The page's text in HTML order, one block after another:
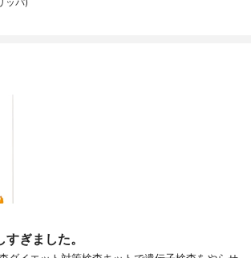
ぎました。